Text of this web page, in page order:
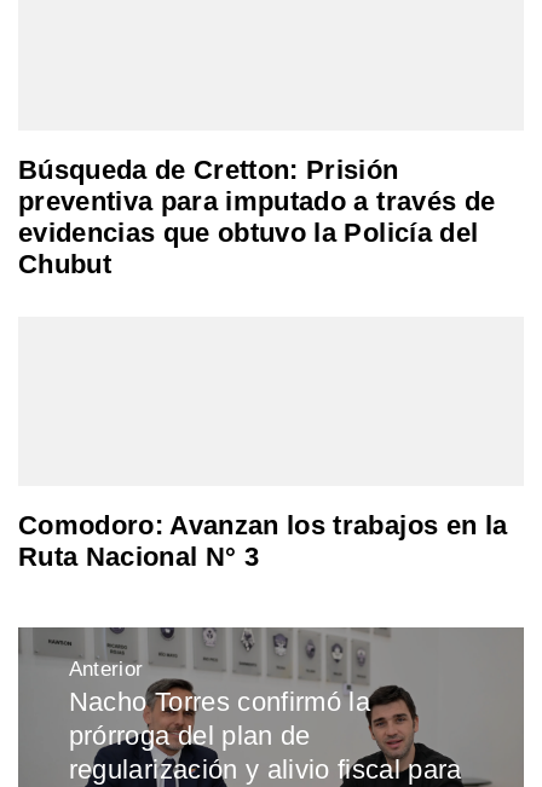
Búsqueda de Cretton: Prisión
preventiva para imputado a través de
evidencias que obtuvo la Policía del
Chubut
Comodoro: Avanzan los trabajos en la
Ruta Nacional N° 3
Navegación
entradas
Anterior
Entrada
anterior:
Nacho Torres confirmó la
prórroga del plan de
regularización y alivio fiscal para